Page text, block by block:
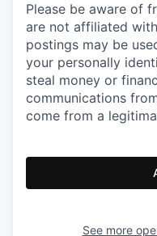
Please be aware of
are not affiliated
postings may be
your personally
steal money or
communications
come from a
See more